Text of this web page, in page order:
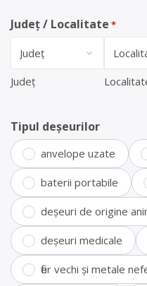
Județ / Localitate *
Județ
Tipul deșeurilor
anvelope uzate
baterii portabile
deșeuri de origine
deșeuri medicale
fier vechi și metale